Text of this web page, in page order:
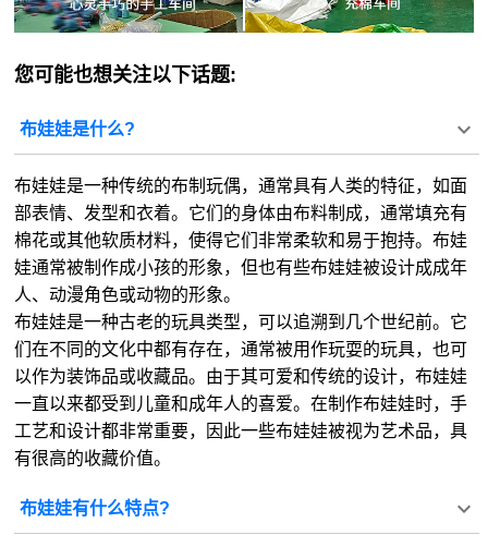
您可能也想关注以下话题:
布娃娃是什么?
布娃娃是一种传统的布制玩偶，通常具有人类的特征，如面
部表情、发型和衣着。它们的身体由布料制成，通常填充有
棉花或其他软质材料，使得它们非常柔软和易于抱持。布娃
娃通常被制作成小孩的形象，但也有些布娃娃被设计成成年
人、动漫角色或动物的形象。
布娃娃是一种古老的玩具类型，可以追溯到几个世纪前。它
们在不同的文化中都有存在，通常被用作玩耍的玩具，也可
以作为装饰品或收藏品。由于其可爱和传统的设计，布娃娃
一直以来都受到儿童和成年人的喜爱。在制作布娃娃时，手
工艺和设计都非常重要，因此一些布娃娃被视为艺术品，具
有很高的收藏价值。
布娃娃有什么特点?